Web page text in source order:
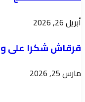
المواطنين
للإلتزام
بالنظم
المرورية
أبريل 26, 2026
قرقاش شكرا على
مارس 25, 2026